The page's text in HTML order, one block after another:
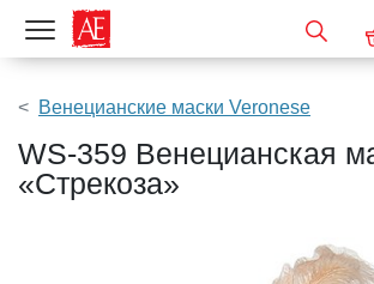
Показать меню
Венецианские маски Veronese
WS-359 Венецианская
«Стрекоза»